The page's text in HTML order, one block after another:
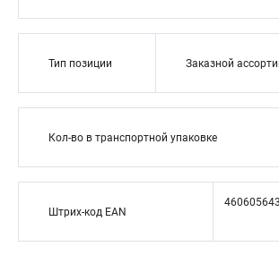
Тип позиции Заказной
Кол-во в транспортной упаковке
Штрих-код EAN